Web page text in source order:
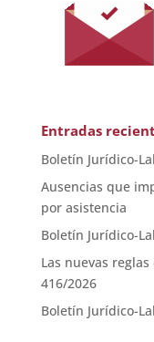
Entradas
Boletín Jurídico-
Ausencias que
por asistencia
Boletín Jurídico-
Las nuevas
416/2026
Boletín Jurídico-